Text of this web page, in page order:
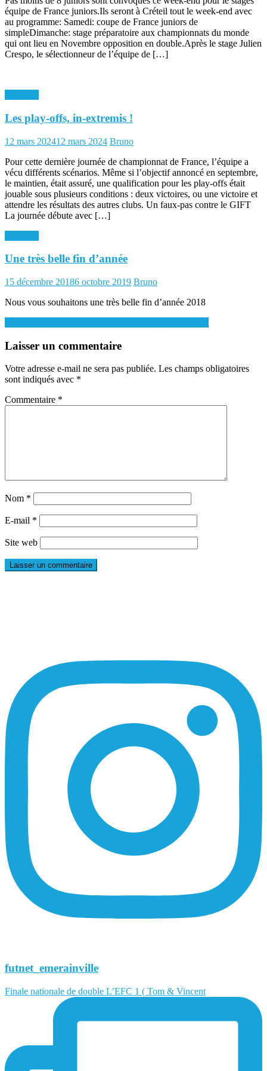
équipe de France juniors.Ils seront à Créteil tout le week-end avec
au programme: Samedi: coupe de France juniors de
simpleDimanche: stage préparatoire aux championnats du monde
qui ont lieu en Novembre opposition en double.Après le stage Julien
Crespo, le sélectionneur de l’équipe de […]
Les play-offs, in-extremis !
Posted
12 mars 202412 mars 2024 Author
Bruno
Pour cette dernière journée de championnat de France, l’équipe a
vécu différents scénarios. Même si l’objectif annoncé en septembre,
le maintien, était assuré, une qualification pour les play-offs était
jouable sous plusieurs conditions : deux victoires, ou une victoire et
attendre les résultats des autres clubs. Un faux-pas contre le GIFT
La journée débute avec […]
Une très belle fin d’année
Posted
15 décembre 20186 octobre 2019 Author
Bruno
Nous vous souhaitons une très belle fin d’année 2018
Navigation
de
Laisser un commentaire
Votre adresse e-mail ne sera pas publiée. Les champs obligatoires
sont indiqués avec *
Commentaire *
Nom *
E-mail *
Site web
futnet_emerainville
Finale nationale de double L’EFC 1 ( Tom & Vincent